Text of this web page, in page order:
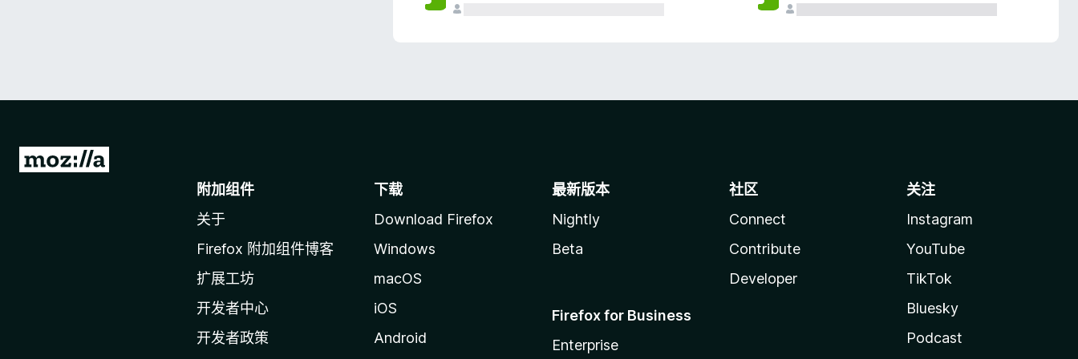
转
附加组件
关于
Firefox 附加组件博客
扩展工坊
开发者中心
开发者政策
下载
Download Firefox
Windows
macOS
iOS
Android
最新版本
Nightly
Beta
Firefox for Business
Enterprise
社区
Connect
Contribute
Developer
关注
Instagram
YouTube
TikTok
Bluesky
Podcast